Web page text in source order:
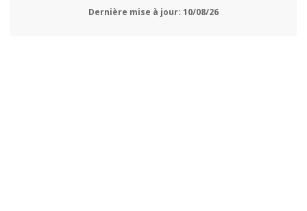
Dernière mise à jour: 10/08/26